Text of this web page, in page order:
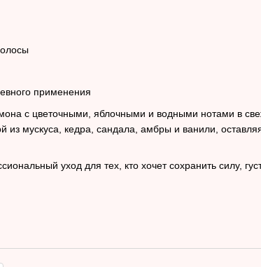
применения
с цветочными, яблочными и водными нотами в
из мускуса, кедра, сандала, амбры и ванили,
уход для тех, кто хочет сохранить силу,